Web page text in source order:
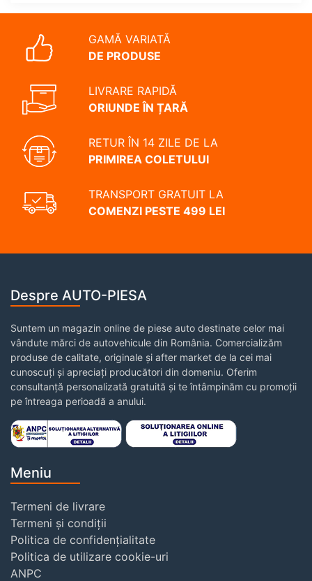
GAMĂ VARIATĂ
DE PRODUSE
LIVRARE RAPIDĂ
ORIUNDE ÎN ȚARĂ
RETUR ÎN 14 ZILE DE LA
PRIMIREA COLETULUI
TRANSPORT GRATUIT LA
COMENZI PESTE 499 LEI
Despre AUTO-PIESA
Suntem un magazin online de piese auto destinate celor mai
vândute mărci de autovehicule din România. Comercializăm
produse de calitate, originale și after market de la cei mai
cunoscuți și apreciați producători din domeniu. Oferim
consultanță personalizată gratuită și te întâmpinăm cu promoții
pe întreaga perioadă a anului.
Meniu
Termeni de livrare
Termeni și condiții
Politica de confidențialitate
Politica de utilizare cookie-uri
ANPC